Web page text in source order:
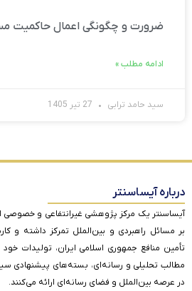
ضرورت و چگونگی اعمال حاکمیت
ادامه مطلب »
سید حامد ترابی
درباره آیساسنتر
آیساسنتر یک مرکز پژوهشی غیرانتفاعی و خصوصی
بر مسائل راهبردی و بین‌الملل تمرکز داشته و
تأمین منافع جمهوری اسلامی ایران، تولیدات
مطالب تحلیلی و رسانه‌ای، بسته‌های پیشنهادی
در عرصه بین‌الملل و فضای رسانه‌ای ارائه می‌کنند.